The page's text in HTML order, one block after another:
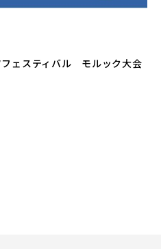
ェスティバル モルック大会